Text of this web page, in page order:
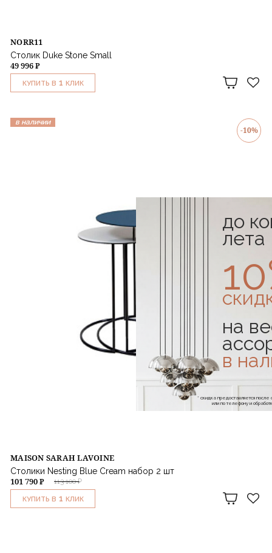
NORR11
Столик Duke Stone Small
49 996 ₽
КУПИТЬ В 1 КЛИК
в наличии
-10%
MAISON SARAH LAVOINE
Столики Nesting Blue Cream набор 2 шт
113 100 ₽
101 790 ₽
КУПИТЬ В 1 КЛИК
до
лета
на
в
* скидка предоставляется
или по телефону и